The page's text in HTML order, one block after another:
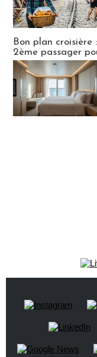
Bon plan croisière
2ème passager